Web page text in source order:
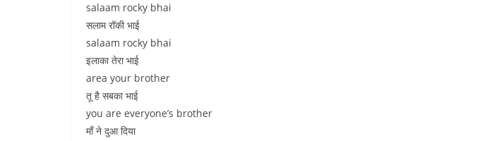
salaam rocky bhai
सलाम रॉकी भाई
salaam rocky bhai
इलाका तेरा भाई
area your brother
तू है सबका भाई
you are everyone’s brother
माँ ने दुआ दिया